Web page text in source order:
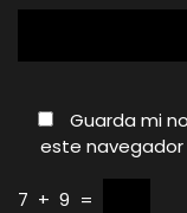
Guarda mi
este navegador
7 + 9 =